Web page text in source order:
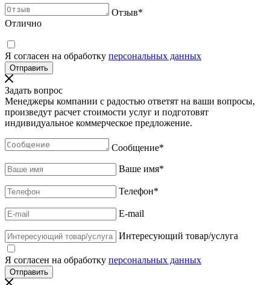
Отзыв*
Отлично
Я согласен на обработку персональных данных
Задать вопрос
Менеджеры компании с радостью ответят на ваши вопросы,
произведут расчет стоимости услуг и подготовят
индивидуальное коммерческое предложение.
Сообщение*
Ваше имя*
Телефон*
E-mail
Интересующий товар/услуга
Я согласен на обработку персональных данных